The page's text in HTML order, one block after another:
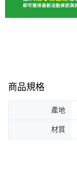
商品規格
產地
材質